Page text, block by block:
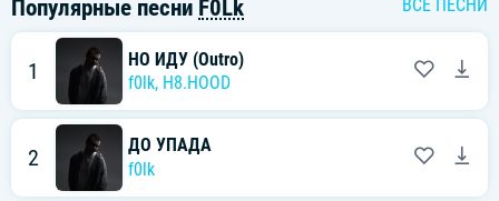
Популярные песни F0Lk ВСЕ ПЕСНИ
1
НО ИДУ (Outro)
f0lk, H8.HOOD
2
ДО УПАДА
f0lk